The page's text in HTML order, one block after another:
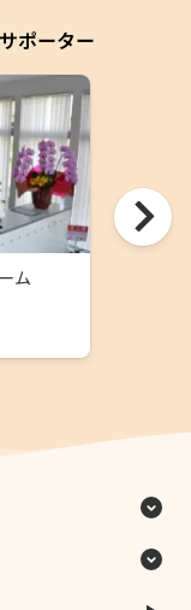
ポーター
ム